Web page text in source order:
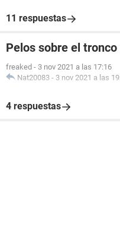
11 respuestas
Pelos sobre el
freaked - 3 nov 2021 a las 17:16
Nat20083 - 3 nov 2021 a las
4 respuestas